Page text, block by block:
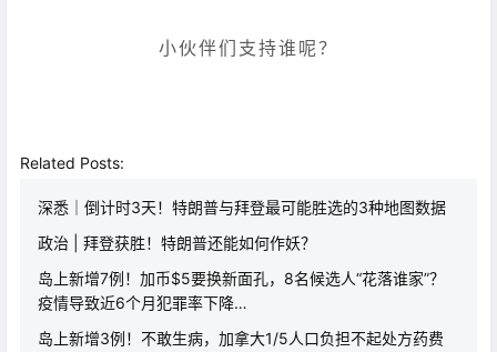
小伙伴们支持谁呢？
Related Posts:
深悉｜倒计时3天！特朗普与拜登最可能胜选的3种地图数据
政治 | 拜登获胜！特朗普还能如何作妖？
岛上新增7例！加币$5要换新面孔，8名候选人“花落谁家”？
疫情导致近6个月犯罪率下降…
岛上新增3例！不敢生病，加拿大1/5人口负担不起处方药费